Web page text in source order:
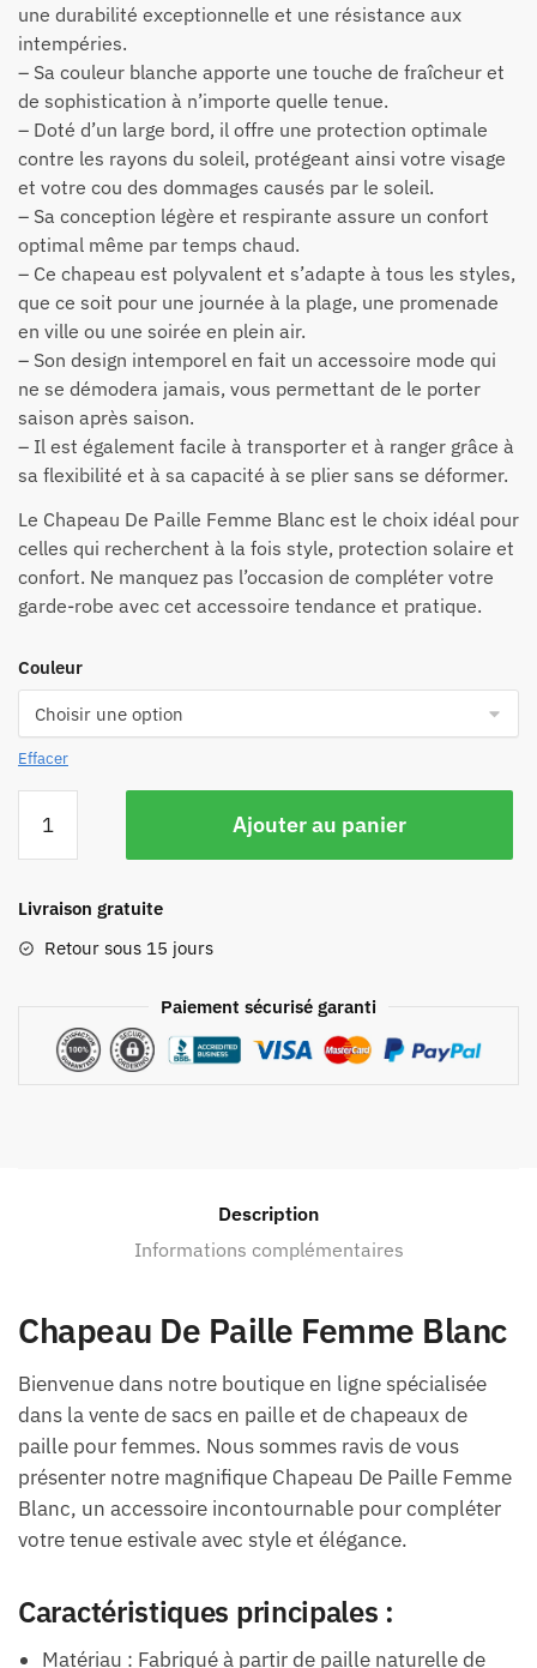
une durabilité exceptionnelle et une résistance aux
intempéries.
– Sa couleur blanche apporte une touche de fraîcheur et
de sophistication à n’importe quelle tenue.
– Doté d’un large bord, il offre une protection optimale
contre les rayons du soleil, protégeant ainsi votre visage
et votre cou des dommages causés par le soleil.
– Sa conception légère et respirante assure un confort
optimal même par temps chaud.
– Ce chapeau est polyvalent et s’adapte à tous les styles,
que ce soit pour une journée à la plage, une promenade
en ville ou une soirée en plein air.
– Son design intemporel en fait un accessoire mode qui
ne se démodera jamais, vous permettant de le porter
saison après saison.
– Il est également facile à transporter et à ranger grâce à
sa flexibilité et à sa capacité à se plier sans se déformer.
Le Chapeau De Paille Femme Blanc est le choix idéal pour
celles qui recherchent à la fois style, protection solaire et
confort. Ne manquez pas l’occasion de compléter votre
garde-robe avec cet accessoire tendance et pratique.
Couleur
Effacer
Ajouter au panier
Livraison gratuite
Retour sous 15 jours
Paiement sécurisé garanti
Description
Informations complémentaires
Chapeau De Paille Femme Blanc
Bienvenue dans notre boutique en ligne spécialisée
dans la vente de sacs en paille et de chapeaux de
paille pour femmes. Nous sommes ravis de vous
présenter notre magnifique Chapeau De Paille Femme
Blanc, un accessoire incontournable pour compléter
votre tenue estivale avec style et élégance.
Caractéristiques principales :
Matériau : Fabriqué à partir de paille naturelle de